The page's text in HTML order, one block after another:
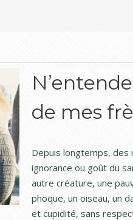
de mes
Depuis longtemps,
ignorance ou goût du
autre créature, une
phoque, un oiseau, un
et cupidité, sans